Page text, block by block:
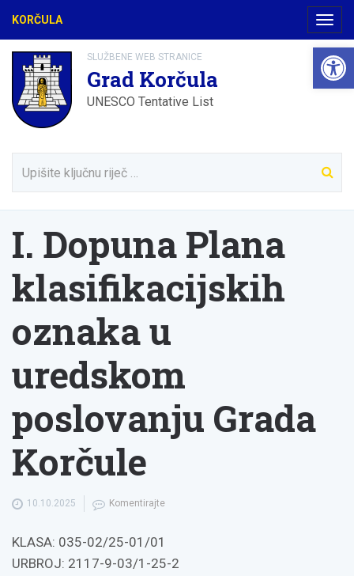
KORČULA
SLUŽBENE WEB STRANICE
Grad Korčula
UNESCO Tentative List
I. Dopuna Plana
klasifikacijskih
oznaka u
uredskom
poslovanju Grada
Korčule
10.10.2025 Komentirajte
KLASA: 035-02/25-01/01
URBROJ: 2117-9-03/1-25-2